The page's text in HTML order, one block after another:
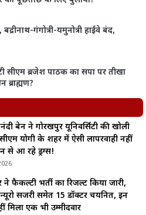
गंगोत्री-यमुनोत्री हाईवे बंद,
सीएम ब्रजेश पाठक का सपा पर तीखा
बेन ने गोरखपुर यूनिवर्सिटी की खोली
योगी के शहर में ऐसी लापरवाही नहीं
से आ रहे ड्रग्स!
फैकल्टी भर्ती का रिजल्ट किया जारी,
सर्जरी समेत 15 डॉक्टर चयनित, इन
मिला एक भी उम्मीदवार